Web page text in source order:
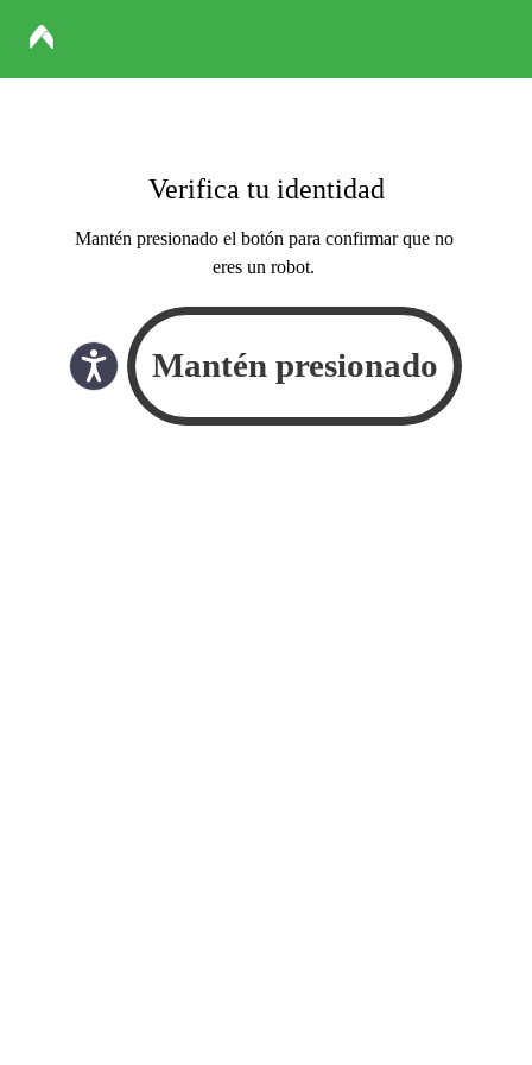
Verifica tu identidad
Mantén presionado el botón para confirmar que no
eres un robot.